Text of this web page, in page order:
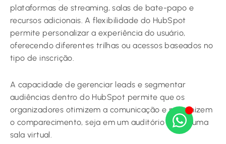
plataformas de streaming, salas de bate-papo e
recursos adicionais. A flexibilidade do HubSpot
permite personalizar a experiência do usuário,
oferecendo diferentes trilhas ou acessos baseados no
tipo de inscrição.
A capacidade de gerenciar leads e segmentar
audiências dentro do HubSpot permite que os
organizadores otimizem a comunicação e maximizem
o comparecimento, seja em um auditório ou em uma
sala virtual.